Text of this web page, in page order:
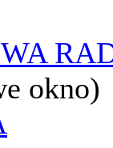
okno)